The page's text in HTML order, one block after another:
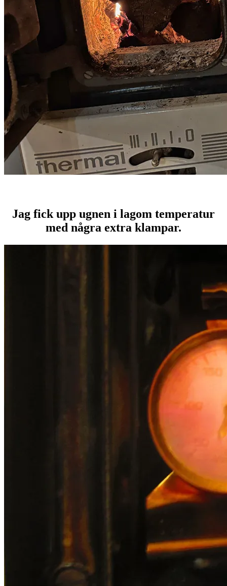
Jag fick upp ugnen i lagom temperatur
med några extra klampar.